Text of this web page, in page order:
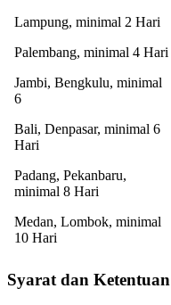
Lampung, minimal 2 Hari
Palembang, minimal 4 Hari
Jambi, Bengkulu, minimal
6
Bali, Denpasar, minimal 6
Hari
Padang, Pekanbaru,
minimal 8 Hari
Medan, Lombok, minimal
10 Hari
Syarat dan Ketentuan